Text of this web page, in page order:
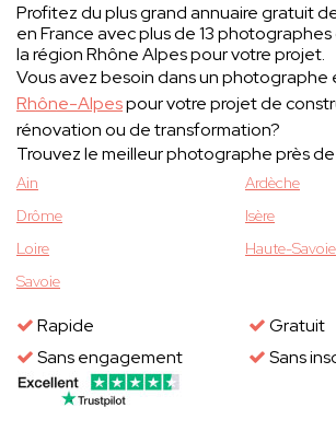
Profitez du plus grand annuaire gratuit
en France avec plus de 13
la région Rhône Alpes pour votre projet.
Vous avez besoin dans un photographe
Rhône-Alpespour votre projet de
rénovation ou de transformation?
Trouvez le meilleur photographe près
Ain
Ardèche
Drôme
Isère
Loire
Haute-Savoie
Savoie
Rapide
Gratuit
Sans engagement
Sans